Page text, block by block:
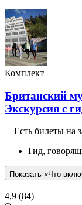
Комплект
Британский
Экскурсия с
Есть билеты на
Гид,
Показать «Что
4,9 (84)